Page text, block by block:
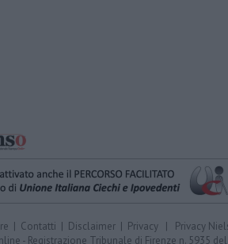
| Contatti | Disclaimer | Privacy | Privacy
- Registrazione Tribunale di Firenze n. 5935